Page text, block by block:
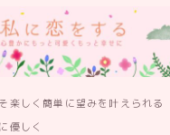
楽しく簡単に望みを叶えられる
優しく